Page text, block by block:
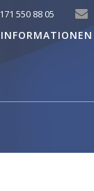
550 88 05
INFORMATIONEN